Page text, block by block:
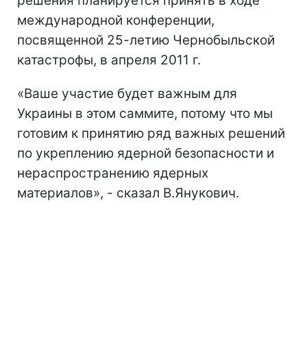
международной конференции,
посвященной 25-летию Чернобыльской
катастрофы, в апреля 2011 г.
«Ваше участие будет важным для
Украины в этом саммите, потому что мы
готовим к принятию ряд важных решений
по укреплению ядерной безопасности и
нераспространению ядерных
материалов», - сказал В.Янукович.